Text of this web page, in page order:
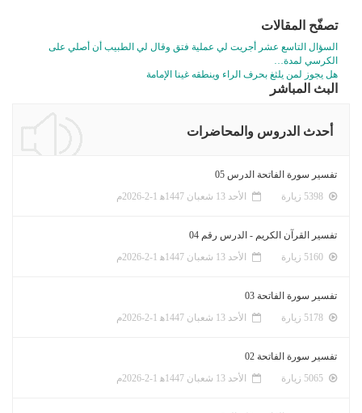
تصفّح المقالات
السؤال التاسع عشر أجريت لي عملية فتق وقال لي الطبيب أن أصلي على
الكرسي لمدة…
هل يجوز لمن يلثغ بحرف الراء وينطقه غينا الإمامة
البث المباشر
أحدث الدروس والمحاضرات
تفسير سورة الفاتحة الدرس 05
الأحد 13 شعبان 1447ﻫ 1-2-2026م
تفسير القرآن الكريم - الدرس رقم 04
الأحد 13 شعبان 1447ﻫ 1-2-2026م
تفسير سورة الفاتحة 03
الأحد 13 شعبان 1447ﻫ 1-2-2026م
تفسير سورة الفاتحة 02
الأحد 13 شعبان 1447ﻫ 1-2-2026م